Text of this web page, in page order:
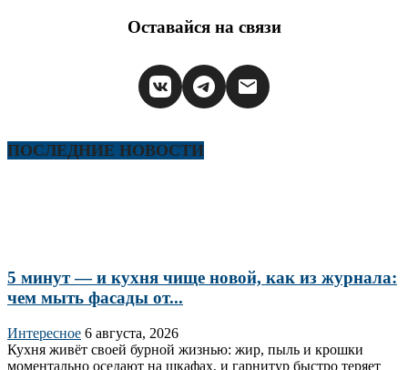
Оставайся на связи
ПОСЛЕДНИЕ НОВОСТИ
5 минут — и кухня чище новой, как из журнала:
чем мыть фасады от...
Интересное 6 августа, 2026
Кухня живёт своей бурной жизнью: жир, пыль и крошки
моментально оседают на шкафах, и гарнитур быстро теряет